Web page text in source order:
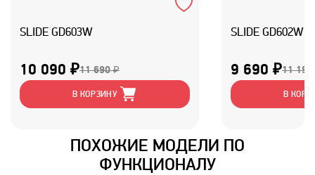
SLIDE GD603W
10 090 ₽11 690 ₽
В КОРЗИНУ
SLIDE GD602W
9 690 ₽11
В
ПОХОЖИЕ МОДЕЛИ ПО
ФУНКЦИОНАЛУ